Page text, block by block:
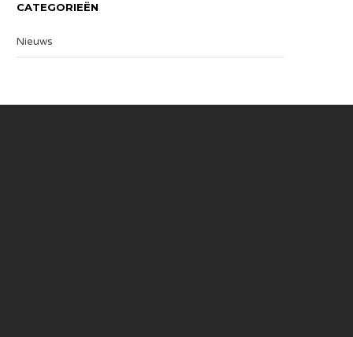
CATEGORIEËN
Nieuws